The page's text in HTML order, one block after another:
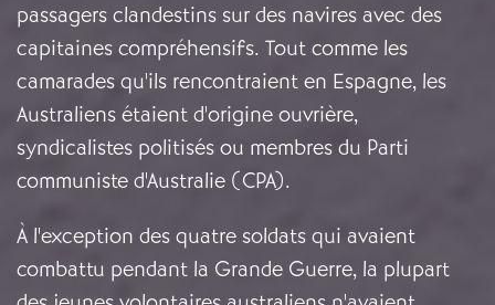
passagers clandestins sur des navires avec des
capitaines compréhensifs. Tout comme les
camarades qu'ils rencontraient en Espagne, les
Australiens étaient d'origine ouvrière,
syndicalistes politisés ou membres du Parti
communiste d'Australie (CPA).
À l'exception des quatre soldats qui avaient
combattu pendant la Grande Guerre, la plupart